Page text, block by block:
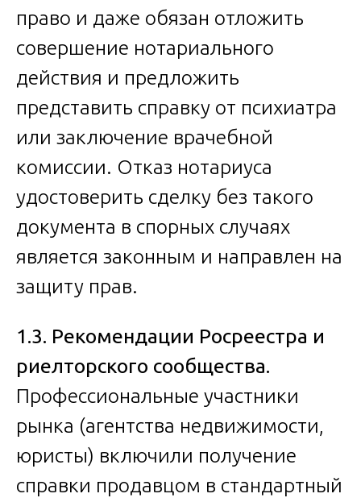
право и даже обязан отложить
совершение нотариального
действия и предложить
представить справку от психиатра
или заключение врачебной
комиссии. Отказ нотариуса
удостоверить сделку без такого
документа в спорных случаях
является законным и направлен на
защиту прав.
1.3. Рекомендации Росреестра и
риелторского сообщества.
Профессиональные участники
рынка (агентства недвижимости,
юристы) включили получение
справки продавцом в стандартный